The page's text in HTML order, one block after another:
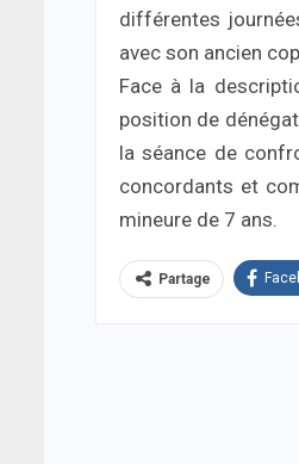
différentes
avec son ancien
Face à la
position de
la séance de
concordants et
mineure de 7 ans.
Partage